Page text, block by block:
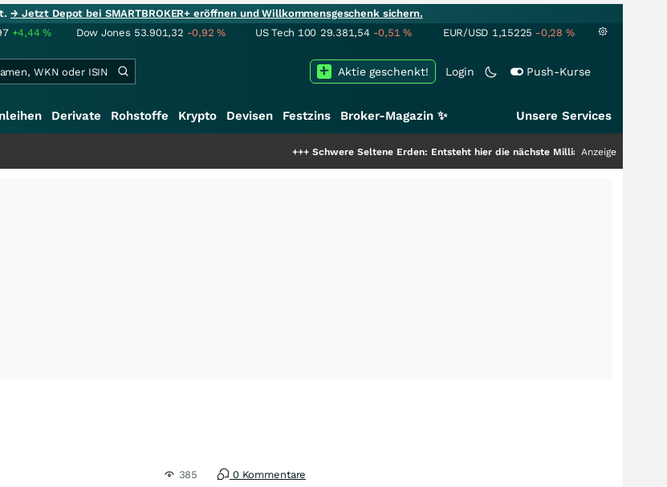
→ Jetzt Depot bei SMARTBROKER+ eröffnen und Willkommensgeschenk sichern.
+4,44% Dow Jones 53.901,32 -0,92% US Tech 100 29.381,54 -0,51% EUR/USD 1,15225 -0,28 %
Login Push-Kurse
Aktie geschenkt!
Derivate Rohstoffe Krypto Devisen Festzins Broker-Magazin ✨ Unsere Services
Schwere Seltene Erden: Entsteht hier die nächste Milliardenstory?+++Anzeige
385 0 Kommentare